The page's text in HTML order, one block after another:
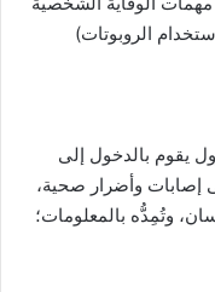
الروبوتات)
يقوم بالدخول إلى
إصابات وأضرار صحية،
وتُمِدُّه بالمعلومات؛